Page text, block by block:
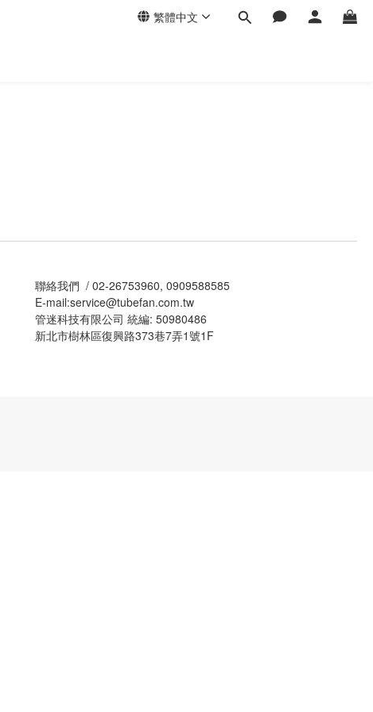
繁體中文
聯絡我們 / 02-26753960, 0909588585
E-mail:service@tubefan.com.tw
管迷科技有限公司 統編: 50980486
新北市樹林區復興路373巷7弄1號1F